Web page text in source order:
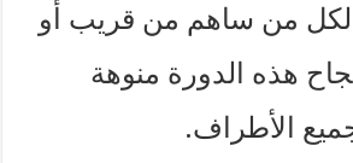
لكل من ساهم من قريب أو
هذه الدورة منوهة
الأطراف.